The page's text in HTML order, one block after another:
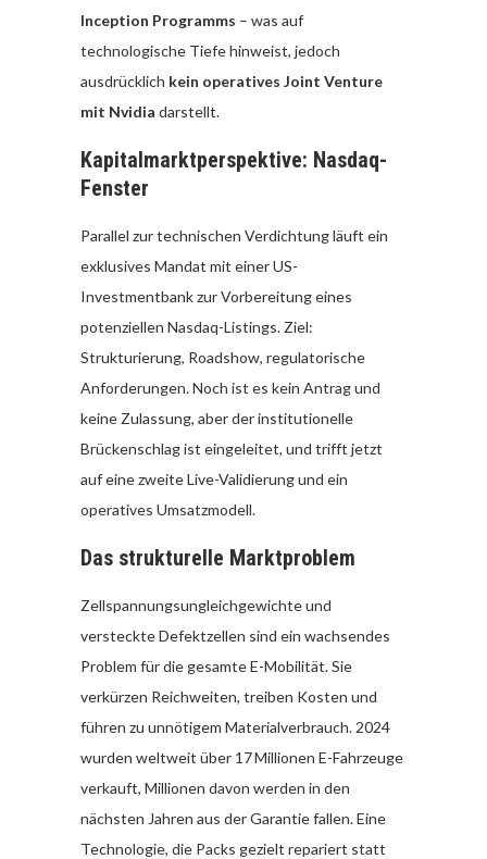
Inception Programms – was auf
technologische Tiefe hinweist, jedoch
ausdrücklich kein operatives Joint Venture
mit Nvidia darstellt.
Kapitalmarktperspektive: Nasdaq-
Fenster
Parallel zur technischen Verdichtung läuft ein
exklusives Mandat mit einer US-
Investmentbank zur Vorbereitung eines
potenziellen Nasdaq-Listings. Ziel:
Strukturierung, Roadshow, regulatorische
Anforderungen. Noch ist es kein Antrag und
keine Zulassung, aber der institutionelle
Brückenschlag ist eingeleitet, und trifft jetzt
auf eine zweite Live-Validierung und ein
operatives Umsatzmodell.
Das strukturelle Marktproblem
Zellspannungsungleichgewichte und
versteckte Defektzellen sind ein wachsendes
Problem für die gesamte E-Mobilität. Sie
verkürzen Reichweiten, treiben Kosten und
führen zu unnötigem Materialverbrauch. 2024
wurden weltweit über 17 Millionen E-Fahrzeuge
verkauft, Millionen davon werden in den
nächsten Jahren aus der Garantie fallen. Eine
Technologie, die Packs gezielt repariert statt